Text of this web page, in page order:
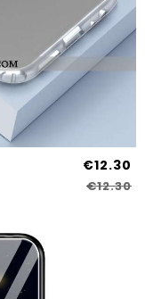
€12.30
€12.30